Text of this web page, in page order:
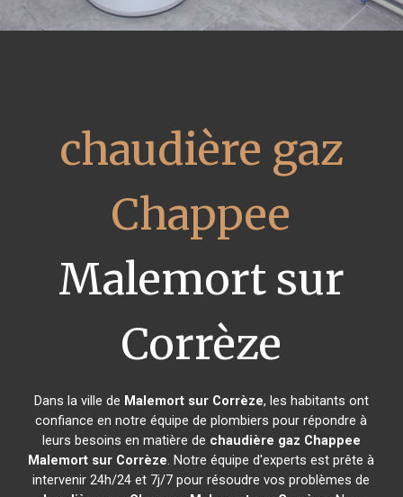
chaudière gaz
Chappee
Malemort sur
Corrèze
Dans la ville de Malemort sur Corrèze, les habitants ont
confiance en notre équipe de plombiers pour répondre à
leurs besoins en matière de chaudière gaz Chappee
Malemort sur Corrèze. Notre équipe d'experts est prête à
intervenir 24h/24 et 7j/7 pour résoudre vos problèmes de